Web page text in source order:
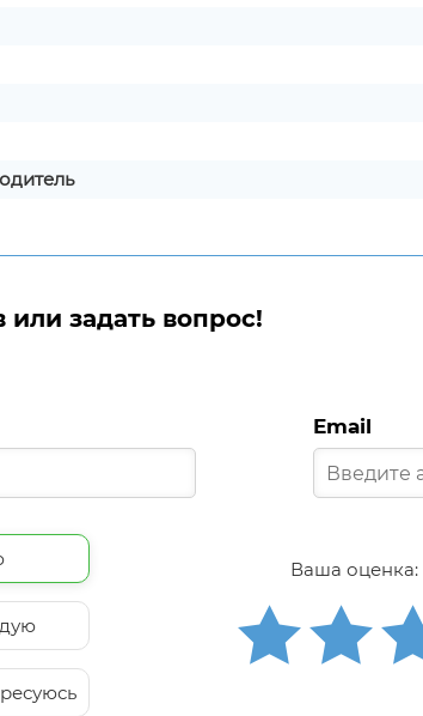
или задать вопрос!
Email
Ваша оценка: